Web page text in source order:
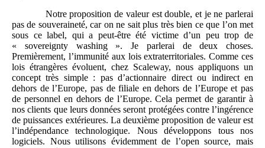
Notre proposition de valeur est double, et je ne parlerai
pas de souveraineté, car on ne sait plus très bien ce que l’on met
sous ce label, qui a peut-être été victime d’un peu trop de
« sovereignty washing ». Je parlerai de deux choses.
Premièrement, l’immunité aux lois extraterritoriales. Comme ces
lois étrangères évoluent, chez Scaleway, nous appliquons un
concept très simple : pas d’actionnaire direct ou indirect en
dehors de l’Europe, pas de filiale en dehors de l’Europe et pas
de personnel en dehors de l’Europe. Cela permet de garantir à
nos clients que leurs données seront protégées contre l’ingérence
de puissances extérieures. La deuxième proposition de valeur est
l’indépendance technologique. Nous développons tous nos
logiciels. Nous utilisons évidemment de l’open source, mais